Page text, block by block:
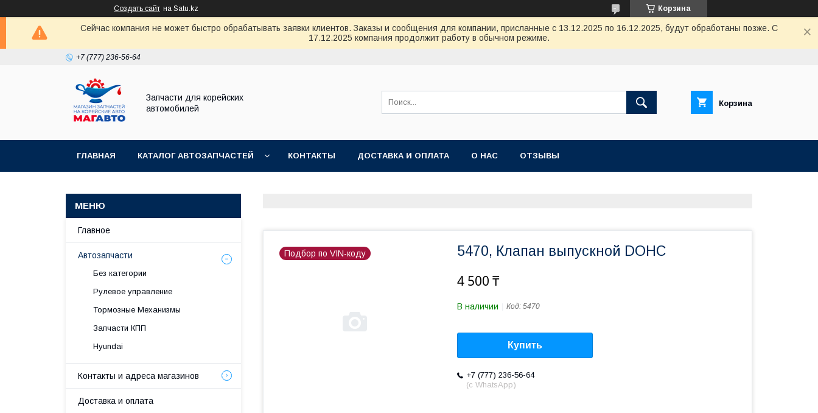
Создать сайт на Satu.kz Корзина
Сейчас компания не может быстро обрабатывать заявки клиентов. Заказы и сообщения для компании, присланные с 13.12.2025 по 16.12.2025, будут обработаны позже. С
17.12.2025 компания продолжит работу в обычном режиме.
+7 (777) 236-56-64
Запчасти для корейских
автомобилей
Корзина
ГЛАВНАЯ КАТАЛОГ АВТОЗАПЧАСТЕЙ КОНТАКТЫ ДОСТАВКА И ОПЛАТА О НАС ОТЗЫВЫ
Подбор по VIN-коду 5470, Клапан выпускной DOHC
4 500 ₸
В наличии Код: 5470
Купить
+7 (777) 236-56-64
(с WhatsApp)
Главное
Автозапчасти
Без категории
Рулевое управление
Тормозные Механизмы
Запчасти КПП
Hyundai
Контакты и адреса магазинов
Доставка и оплата